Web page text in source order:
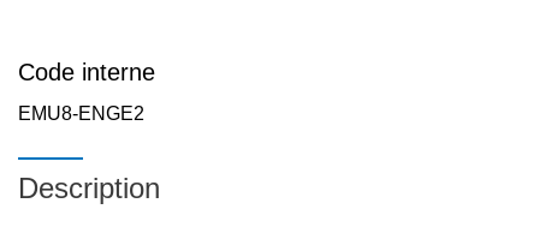
Code interne
EMU8-ENGE2
Description